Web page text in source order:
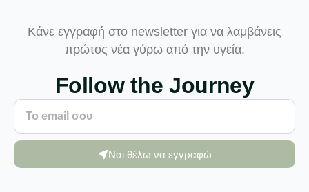
Κάνε εγγραφή στο newsletter για να λαμβάνεις
πρώτος νέα γύρω από την υγεία.
Follow the Journey
Ναι θέλω να εγγραφώ